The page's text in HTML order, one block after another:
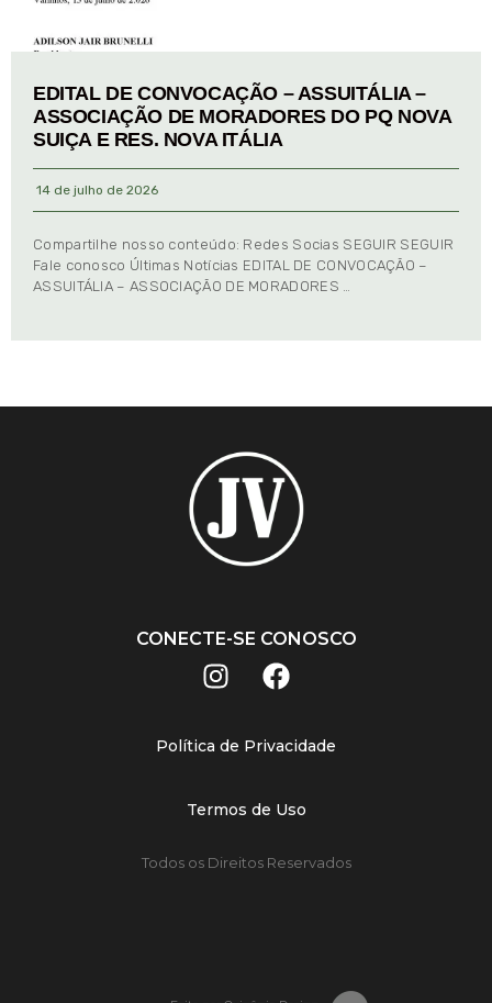
EDITAL DE CONVOCAÇÃO – ASSUITÁLIA –
ASSOCIAÇÃO DE MORADORES DO PQ NOVA
SUIÇA E RES. NOVA ITÁLIA
14 de julho de 2026
Compartilhe nosso conteúdo: Redes Socias SEGUIR SEGUIR
Fale conosco Últimas Notícias EDITAL DE CONVOCAÇÃO –
ASSUITÁLIA – ASSOCIAÇÃO DE MORADORES …
CONECTE-SE CONOSCO
Política de Privacidade
Termos de Uso
Todos os Direitos Reservados